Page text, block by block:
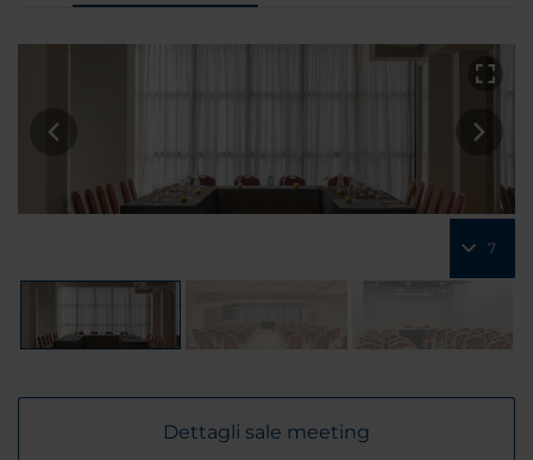
7
Dettagli sale meeting